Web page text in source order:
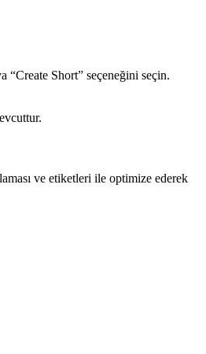
“Create Short” seçeneğini seçin.
ve etiketleri ile optimize ederek